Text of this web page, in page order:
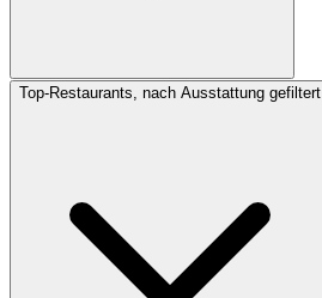
Top-Restaurants, nach Ausstattung gefiltert